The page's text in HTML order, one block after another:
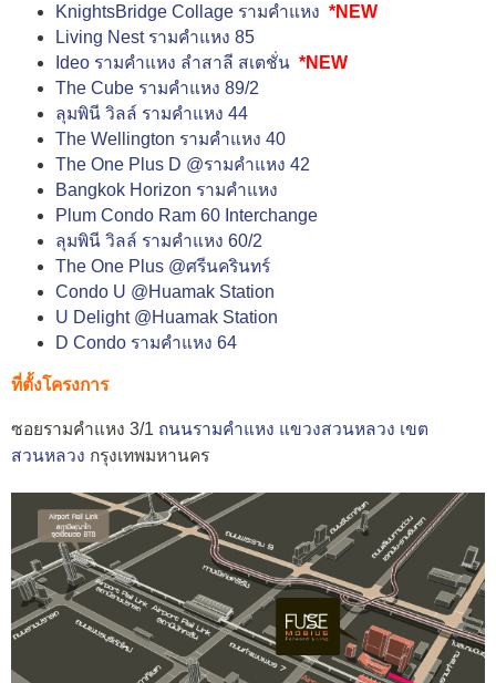
KnightsBridge Collage รามคำแหง *NEW
Living Nest รามคำแหง 85
Ideo รามคำแหง ลำสาลี สเตชั่น *NEW
The Cube รามคำแหง 89/2
ลุมพินี วิลล์ รามคำแหง 44
The Wellington รามคำแหง 40
The One Plus D @รามคำแหง 42
Bangkok Horizon รามคำแหง
Plum Condo Ram 60 Interchange
ลุมพินี วิลล์ รามคำแหง 60/2
The One Plus @ศรีนครินทร์
Condo U @Huamak Station
U Delight @Huamak Station
D Condo รามคำแหง 64
ที่ตั้งโครงการ
ซอยรามคำแหง 3/1 ถนนรามคำแหง แขวงสวนหลวง เขต
สวนหลวง กรุงเทพมหานคร